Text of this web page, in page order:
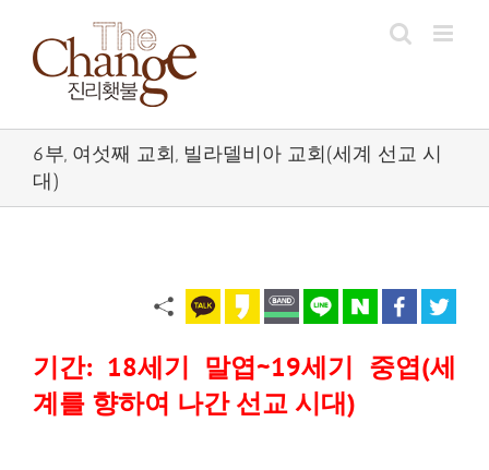
content
6부, 여섯째 교회, 빌라델비아 교회(세계 선교 시
대)
기간: 18세기 말엽~19세기 중엽(세
계를 향하여 나간 선교 시대)